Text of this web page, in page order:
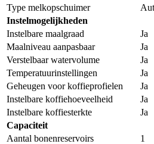
Type melkopschuimer
Instelmogelijkheden
Instelbare maalgraad
Ja
Maalniveau aanpasbaar
Ja
Verstelbaar watervolume
Ja
Temperatuurinstellingen
Ja
Geheugen voor koffieprofielen
Ja
Instelbare koffiehoeveelheid
Ja
Instelbare koffiesterkte
Ja
Capaciteit
Aantal bonenreservoirs
1